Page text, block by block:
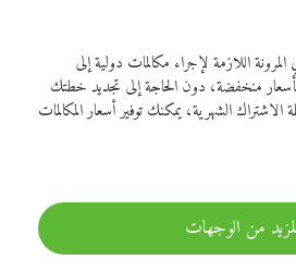
اللازمة لإجراء مكالمات دولية إلى
منخفضة، دون الحاجة إلى تجديد خطتك
الشهرية، يمكنك توفير أسعار المكالمات
من الوجهات